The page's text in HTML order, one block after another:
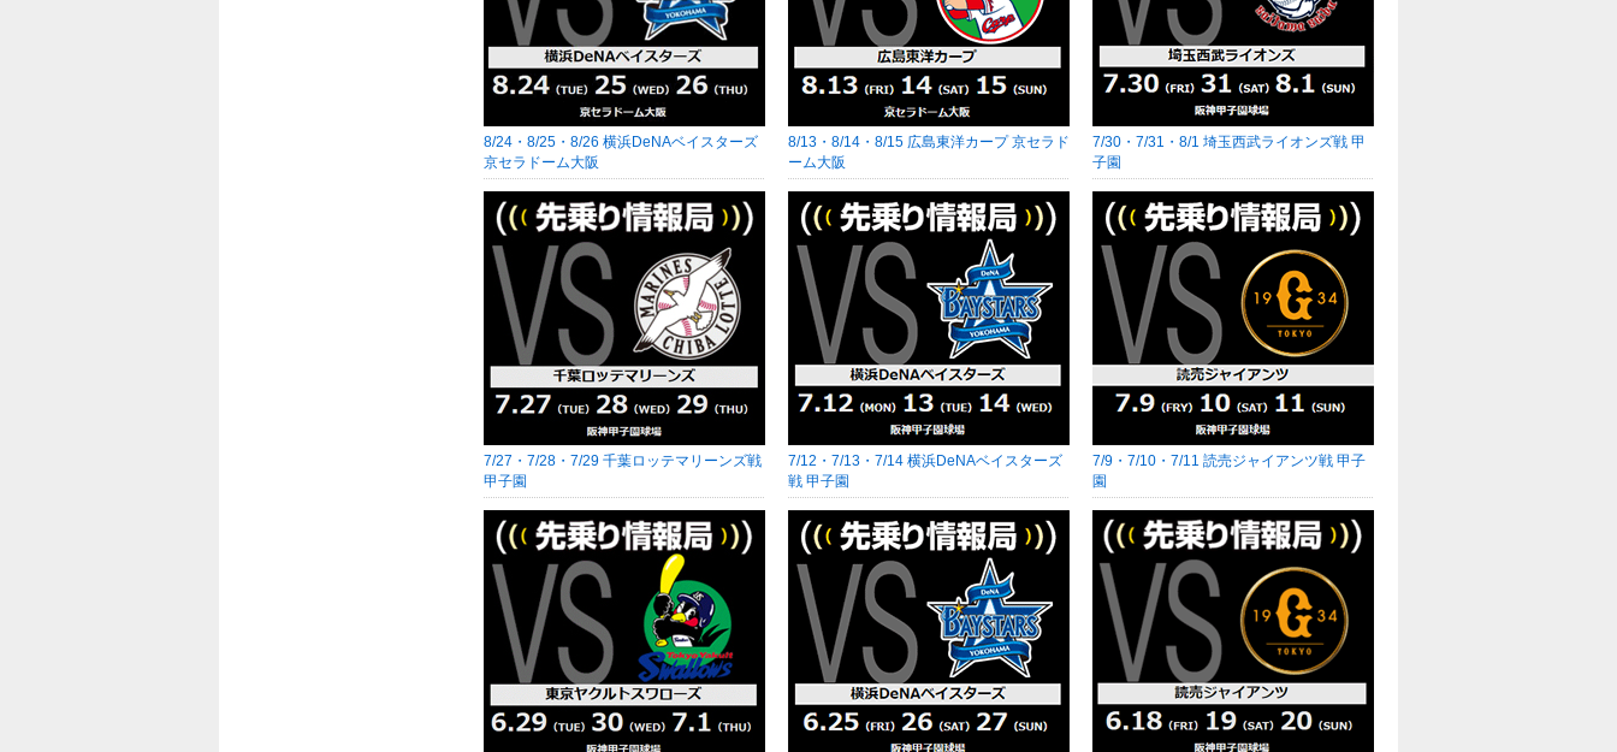
8/24・8/25・8/26 横浜DeNAベイスターズ
京セラドーム大阪
8/13・8/14・8/15 広島東洋カープ 京セラド
ーム大阪
7/30・7/31・8/1 埼玉西武ライオンズ戦 甲
子園
7/27・7/28・7/29 千葉ロッテマリーンズ戦
甲子園
7/12・7/13・7/14 横浜DeNAベイスターズ
戦 甲子園
7/9・7/10・7/11 読売ジャイアンツ戦 甲子
園